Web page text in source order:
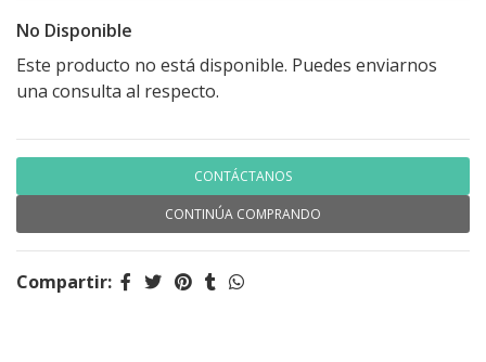
No Disponible
Este producto no está disponible. Puedes enviarnos
una consulta al respecto.
CONTÁCTANOS
CONTINÚA COMPRANDO
Compartir: